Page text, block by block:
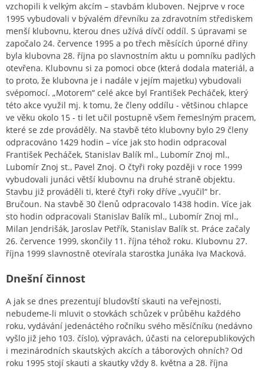
vzchopili k velkým akcím – stavbám kluboven. Nejprve v roce
1995 vybudovali v bývalém dřevníku za zdravotním střediskem
menší klubovnu, kterou dnes užívá dívčí oddíl. S úpravami se
započalo 24. července 1995 a po třech měsících úporné dřiny
byla klubovna 28. října po slavnostním aktu u pomníku padlých
otevřena. Klubovnu si za pomoci obce (která dodala materiál, a
to proto, že klubovna je i nadále v jejím majetku) vybudovali
svépomocí. „Motorem“ celé akce byl František Pecháček, který
této akce využil mj. k tomu, že členy oddílu - většinou chlapce
ve věku okolo 15 - ti let učil postupně všem řemeslným pracem,
které se zde prováděly. Na stavbě této klubovny bylo 29 členy
odpracováno 1429 hodin – více jak sto hodin odpracoval
František Pecháček, Stanislav Balík ml., Lubomír Znoj ml.,
Lubomír Znoj st., Pavel Znoj. O čtyři roky později v roce 1999
vybudovali junáci větší klubovnu na druhé straně objektu.
Stavbu již prováděli ti, které čtyři roky dříve „vyučil“ br.
Bručoun. Na stavbě 30 členů odpracovalo 1438 hodin. Více jak
sto hodin odpracovali Stanislav Balík ml., Lubomír Znoj ml.,
Milan Jendrišák, Jaroslav Petřík, Stanislav Balík st. Práce začaly
26. července 1999, skončily 11. října téhož roku. Klubovnu 27.
října 1999 slavnostně otevírala starostka Junáka Iva Macková.
Dnešní činnost
A jak se dnes prezentují bludovští skauti na veřejnosti,
nebudeme-li mluvit o stovkách schůzek v průběhu každého
roku, vydávání jedenáctého ročníku svého měsíčníku (nedávno
vyšlo již jeho 103. číslo), výpravách, účasti na celorepublikových
i mezinárodních skautských akcích a táborových ohních? Od
roku 1995 stojí skauti a skautky vždy 8. května a 28. října